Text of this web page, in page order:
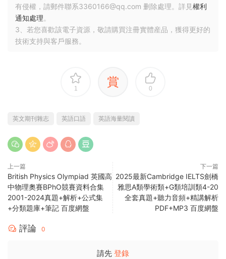
有侵權，請郵件聯系3360166@qq.com 删除處理。詳見權利
通知處理。
3、若您喜歡該電子資源，敬請購買注冊實體産品，獲得更好的
技術支持與客戶服務。
1 賞 0
英文期刊雜志 英語口語 英語海量閱讀
上一篇
British Physics Olympiad 英國高
中物理奧賽BPhO競賽資料合集
2001-2024真題+解析+公式集
+分類題庫+筆記 百度網盤
下一篇
2025最新Cambridge IELTS劍橋
雅思A類學術類+G類培訓類4-20
全套真題+聽力音頻+精講解析
PDF+MP3 百度網盤
評論 0
請先 登錄